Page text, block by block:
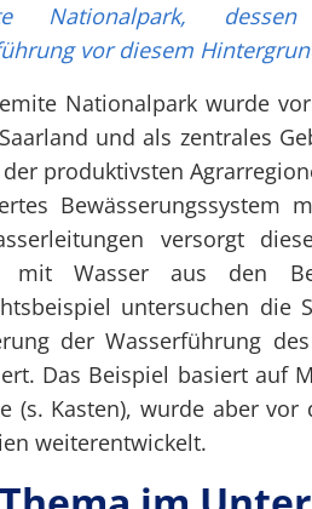
Nationalpark,
vor diesem
Nationalpark wurde
und als zentrales
produktivsten
Bewässerungssystem
versorgt
mit Wasser aus den
untersuchen die
der Wasserführung
Das Beispiel basiert auf
(s. Kasten), wurde aber
weiterentwickelt.